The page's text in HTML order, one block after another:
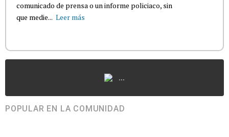
comunicado de prensa o un informe policiaco, sin
que medie... Leer más
...
POPULAR EN LA COMUNIDAD